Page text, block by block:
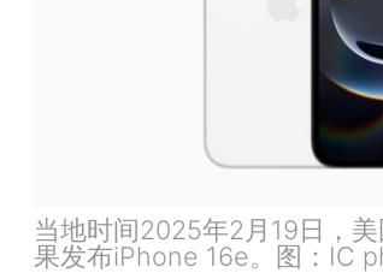
当地时间2025年2月19日，
果发布iPhone 16e。图：IC